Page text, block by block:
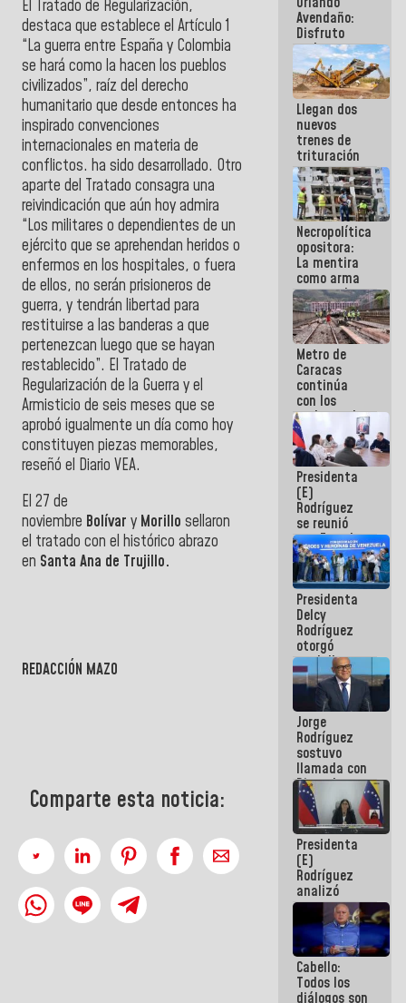
El Tratado de Regularización,
destaca que establece el Artículo 1
“La guerra entre España y Colombia
se hará como la hacen los pueblos
civilizados”, raíz del derecho
humanitario que desde entonces ha
inspirado convenciones
internacionales en materia de
conflictos. ha sido desarrollado. Otro
aparte del Tratado consagra una
reivindicación que aún hoy admira
“Los militares o dependientes de un
ejército que se aprehendan heridos o
enfermos en los hospitales, o fuera
de ellos, no serán prisioneros de
guerra, y tendrán libertad para
restituirse a las banderas a que
pertenezcan luego que se hayan
restablecido”. El Tratado de
Regularización de la Guerra y el
Armisticio de seis meses que se
aprobó igualmente un día como hoy
constituyen piezas memorables,
reseñó el Diario VEA.
El 27 de
noviembre Bolívar y Morillo sellaron
el tratado con el histórico abrazo
en Santa Ana de Trujillo.
REDACCIÓN MAZO
Comparte esta noticia:
Avendaño:
Disfruto
cada vez
que escribes
porque lo
que haces
es
embarrarla
Llegan dos
nuevos
trenes de
trituración
para
optimizar
manejo de
escombros
en La Guaira
Necropolítica
opositora:
La mentira
como arma
contra el
Pueblo
Metro de
Caracas
continúa
con los
trabajos de
mantenimiento
e inspección
en la Línea 2
Presidenta
(E)
Rodríguez
se reunió
con Estado
Mayor
Eléctrico
para
abordar
planes de
acción
Presidenta
Delcy
Rodríguez
otorgó
medalla
"Héroe de
Venezuela"
a servidores
públicos
Jorge
Rodríguez
sostuvo
llamada con
Dinorah
Figuera y
acuerdan
primer
encuentro
presencial
para el
diálogo
Presidenta
(E)
Rodríguez
analizó
junto a
gobernadores
planes de
recuperación
del Sistema
Eléctrico
Cabello:
Todos los
diálogos son